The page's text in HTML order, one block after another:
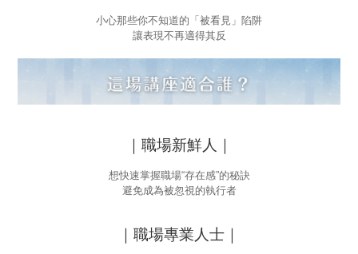
小心那些你不知道的「被看見」陷阱
讓表現不再適得其反
｜職場新鮮人｜
想快速掌握職場“存在感”的秘訣
避免成為被忽視的執行者
｜職場專業人士｜